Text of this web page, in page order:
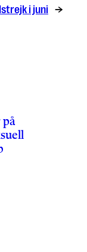
i juni →
på